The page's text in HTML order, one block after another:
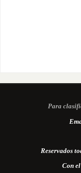
Para
Reservados
Con